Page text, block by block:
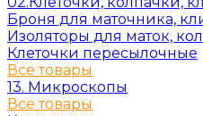
Броня для маточника,
Изоляторы для маток,
Клеточки пересылочные
Все товары
13. Микроскопы
Все товары